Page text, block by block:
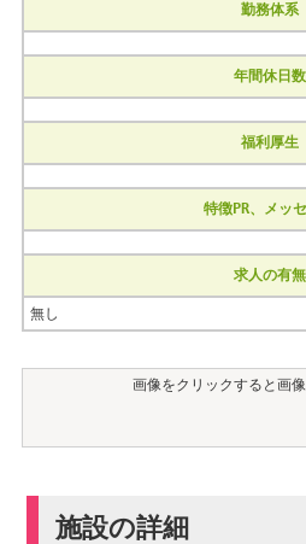
勤務体系
年間休日数
福利厚生
特徴PR、メッ
求人の有無
無し
画像をクリックすると画像
施設の詳細